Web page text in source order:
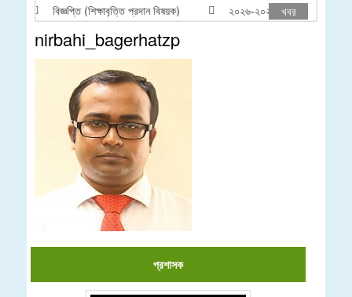
বিজ্ঞপ্তি (শিক্ষাবৃত্তি প্রদান বিষয়ক) ২০২৬-২০২৭ অর্থবছরের জন্য
খবর
nirbahi_bagerhatzp
প্রশাসক